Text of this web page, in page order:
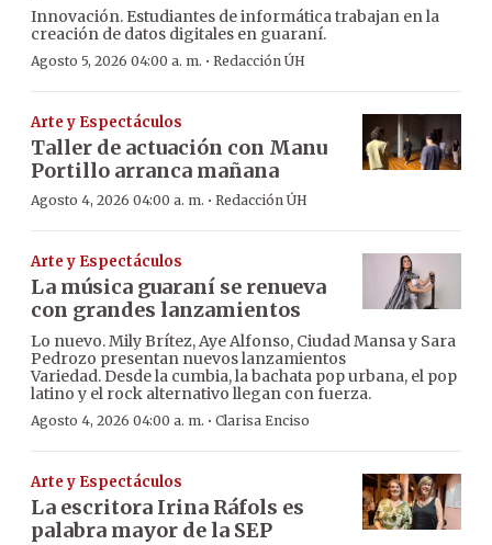
Innovación. Estudiantes de informática trabajan en la
creación de datos digitales en guaraní.
Agosto 5, 2026 04:00 a. m. · Redacción ÚH
Arte y Espectáculos
Taller de actuación con Manu
Portillo arranca mañana
Agosto 4, 2026 04:00 a. m. · Redacción ÚH
Arte y Espectáculos
La música guaraní se renueva
con grandes lanzamientos
Lo nuevo. Mily Brítez, Aye Alfonso, Ciudad Mansa y Sara
Pedrozo presentan nuevos lanzamientos
Variedad. Desde la cumbia, la bachata pop urbana, el pop
latino y el rock alternativo llegan con fuerza.
Agosto 4, 2026 04:00 a. m. · Clarisa Enciso
Arte y Espectáculos
La escritora Irina Ráfols es
palabra mayor de la SEP